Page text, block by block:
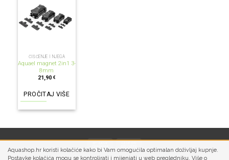
Aquashop.hr koristi kolačiće kako bi Vam omogućila optimalan doživljaj kupnje.
Postavke kolačića mogu se kontrolirati i mijenjati u web pregledniku. Više o
NEMA NA ZALIHI
ČIŠĆENJE I NJEGA
Aquael magnet 2in1 3-
8mm
21,90€
PROČITAJ VIŠE